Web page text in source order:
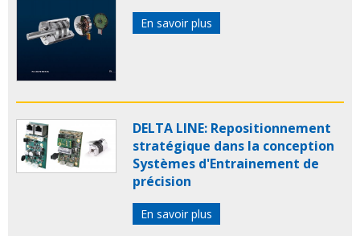
En savoir plus
DELTA LINE: Repositionnement
stratégique dans la conception
Systèmes d'Entrainement de
précision
En savoir plus